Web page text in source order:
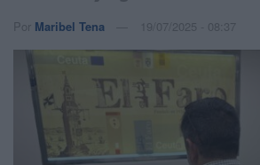
Por Maribel Tena 19/07/2025 - 08:37